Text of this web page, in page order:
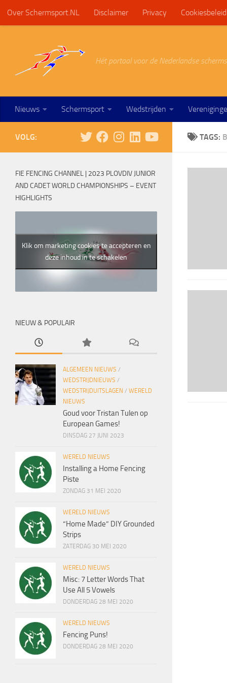
Doorgaan naar inhoud
Over Schermsport.NL Disclaimer Privacy
Hét portaal voor de Nederlandse
Nieuws Schermsport Wedstrijden
TAGS:
VOLG:
FIE FENCING CHANNEL | 2023 PLOVDIV JUNIOR
AND CADET WORLD CHAMPIONSHIPS – EVENT
HIGHLIGHTS
Klik om marketing cookies te accepteren en
deze inhoud in te schakelen
NIEUW & POPULAIR
ALGEMEEN NIEUWS /
WEDSTRIJDNIEUWS /
WEDSTRIJDUITSLAGEN / WERELD
NIEUWS
Goud voor Tristan Tulen op
European Games!
DINSDAG 27 JUNI 2023
WERELD NIEUWS
Installing a Home Fencing
Piste
ZONDAG 31 MEI 2020
WERELD NIEUWS
“Home Made” DIY Grounded
Strips
ZATERDAG 30 MEI 2020
WERELD NIEUWS
Misc: 7 Letter Words That
Use All 5 Vowels
DONDERDAG 28 MEI 2020
WERELD NIEUWS
Fencing Puns!
DONDERDAG 28 MEI 2020